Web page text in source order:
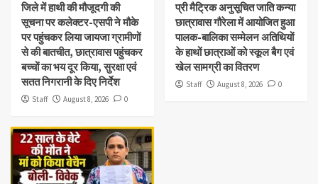
जिले में हाथी की मौजूदगी की
सूचना पर कलेक्टर-एसपी ने मौके
पर पहुंचकर लिया जायजा ग्रामीणों
से की बातचीत, छात्रावास पहुंचकर
बच्चों का भय दूर किया, सुरक्षा एवं
सतत निगरानी के दिए निर्देश
Staff August 8, 2026 0
प्री मैट्रिक अनुसूचित जाति कन्या
छात्रावास गौरेला में आयोजित हुआ
पालक-बालिका सम्मेलन अतिथियों
के हाथों छात्राओं को स्कूल बैग एवं
खेल सामग्री का वितरण
Staff August 8, 2026 0